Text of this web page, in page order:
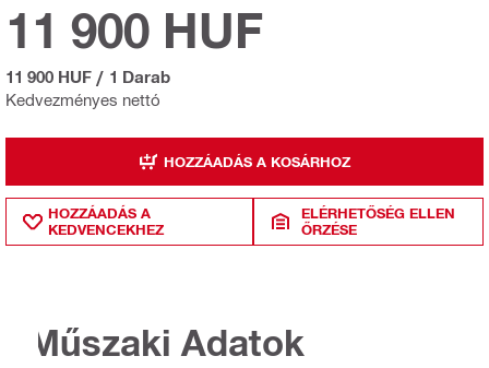
Kedvezményes nettó
11 900 HUF
11 900 HUF / 1 Darab
HOZZÁADÁS A KOSÁRHOZ
HOZZÁADÁS A
KEDVENCEKHEZ
ELÉRHETŐSÉG ELLEN
ŐRZÉSE
Műszaki Adatok